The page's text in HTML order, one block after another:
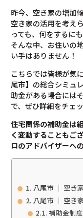
昨今、空き家の増加
空き家の活用を考え
っても、何をするに
そんな中、お住いの
い手はありません！
こちらでは皆様が気
尾市】の総合シミュ
助金がある場合には
で、ぜひ詳細をチェ
住宅関係の補助金は
く変動することもご
ロのアドバイザーへ
八尾市 ｜ 空き
八尾市 ｜ 空き
補助金制